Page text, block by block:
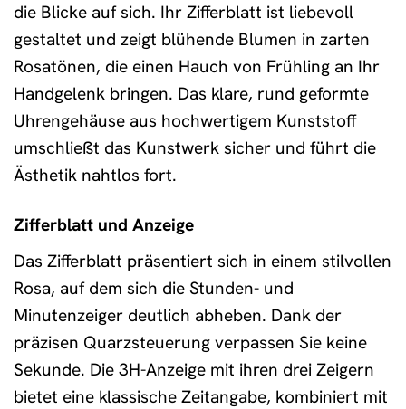
die Blicke auf sich. Ihr Zifferblatt ist liebevoll
gestaltet und zeigt blühende Blumen in zarten
Rosatönen, die einen Hauch von Frühling an Ihr
Handgelenk bringen. Das klare, rund geformte
Uhrengehäuse aus hochwertigem Kunststoff
umschließt das Kunstwerk sicher und führt die
Ästhetik nahtlos fort.
Zifferblatt und Anzeige
Das Zifferblatt präsentiert sich in einem stilvollen
Rosa, auf dem sich die Stunden- und
Minutenzeiger deutlich abheben. Dank der
präzisen Quarzsteuerung verpassen Sie keine
Sekunde. Die 3H-Anzeige mit ihren drei Zeigern
bietet eine klassische Zeitangabe, kombiniert mit